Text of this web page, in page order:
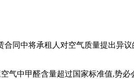
同中将承租人对空气质量提出异
气中甲醛含量超过国家标准值,势必